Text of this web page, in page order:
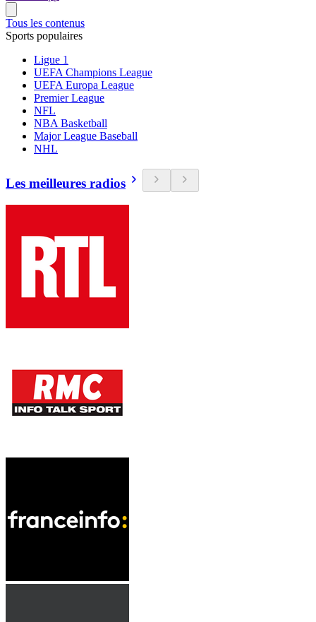
Tous les contenus
Sports populaires
Ligue 1
UEFA Champions League
UEFA Europa League
Premier League
NFL
NBA Basketball
Major League Baseball
NHL
Les meilleures radios